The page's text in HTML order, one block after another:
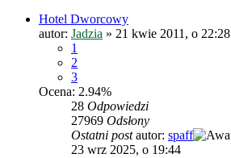
Hotel Dworcowy
autor: Jadzia » 21 kwie 2011, o 22:28
1
2
3
Ocena: 2.94%
28 Odpowiedzi
27969 Odsłony
Ostatni postautor: spaff
23 wrz 2025, o 19:44